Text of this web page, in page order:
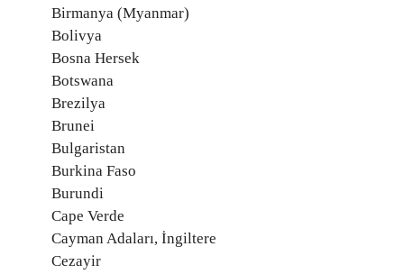
Birmanya (Myanmar)
Bolivya
Bosna Hersek
Botswana
Brezilya
Brunei
Bulgaristan
Burkina Faso
Burundi
Cape Verde
Cayman Adaları, İngiltere
Cezayir